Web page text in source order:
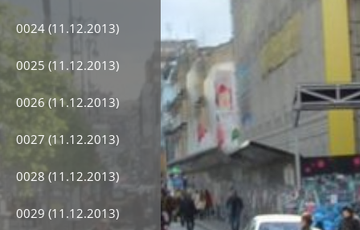
0024 (11.12.2013)
0025 (11.12.2013)
0026 (11.12.2013)
0027 (11.12.2013)
0028 (11.12.2013)
0029 (11.12.2013)